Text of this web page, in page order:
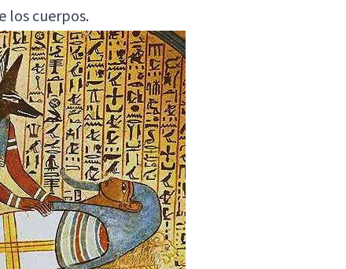
los cuerpos.